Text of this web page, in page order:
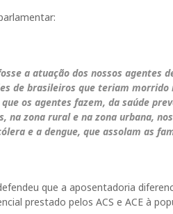
a atuação dos nossos agentes
de brasileiros que teriam
os agentes fazem, da saúde
na zona rural e na zona urbana,
e a dengue, que assolam as
que a aposentadoria
prestado pelos ACS e ACE à